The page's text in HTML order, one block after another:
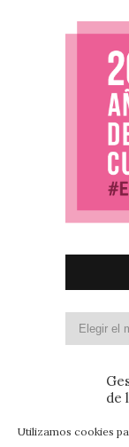
de
Utilizamos cookies